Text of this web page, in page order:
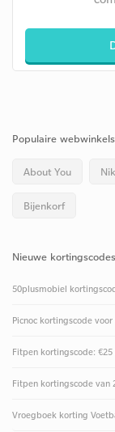
Populaire
About You
Bijenkorf
Nieuwe kortingscodes
50plusmobiel
Picnoc kortingscode
Fitpen kortingscode:
Fitpen kortingscode van
Vroegboek korting